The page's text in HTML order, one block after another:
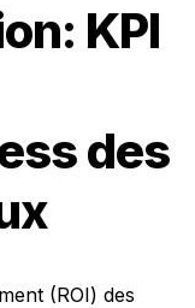
KPI
des
(ROI) des